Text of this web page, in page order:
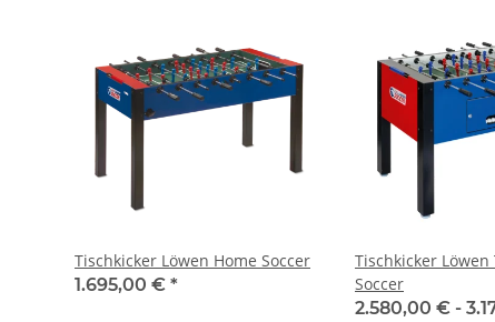
Tischkicker Löwen Home Soccer
1.695,00 € *
Tischkicker
Soccer
2.580,00 € -